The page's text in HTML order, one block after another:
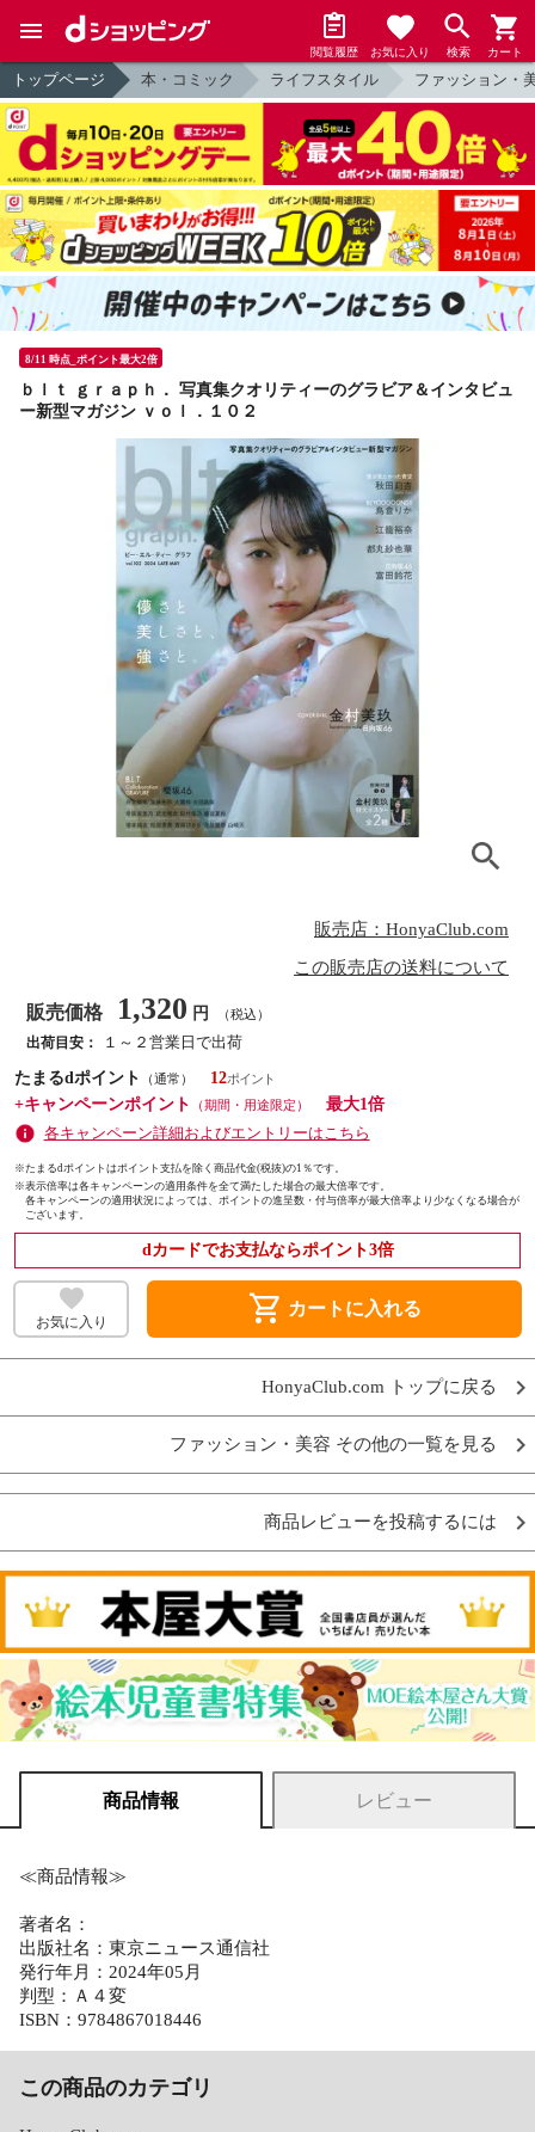
閲覧履歴 お気に入り 検索 カート
トップページ 本・コミック ライフスタイル ファッション・
8/11 時点_ポイント最大2倍
ｂｌｔ ｇｒａｐｈ． 写真集クオリティーのグラビア＆インタビュ
ー新型マガジン ｖｏｌ．１０２
販売店：HonyaClub.com
この販売店の送料について
販売価格 1,320 円 （税込）
出荷目安：
１～２営業日で出荷
たまるdポイント
（通常）
12
+キャンペーンポイント
（期間・用途限定）
最大1倍
各キャンペーン詳細およびエントリーはこちら
※たまるdポイントはポイント支払を除く商品代金(税抜)の1％です。
※表示倍率は各キャンペーンの適用条件を全て満たした場合の最大倍率です。
各キャンペーンの適用状況によっては、ポイントの進呈数・付与倍率が最大倍率より少なくなる場合が
ございます。
dカードでお支払ならポイント3倍
お気に入り shopping_cart カートに入れる
HonyaClub.com トップに戻る
ファッション・美容 その他の一覧を見る
商品レビューを投稿するには
商品情報 レビュー
≪商品情報≫
著者名：
出版社名：東京ニュース通信社
発行年月：2024年05月
判型：Ａ４変
ISBN：9784867018446
この商品のカテゴリ